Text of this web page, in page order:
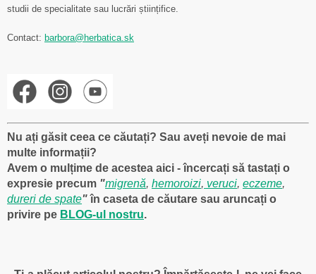
studii de specialitate sau lucrări științifice.
Contact: barbora@herbatica.sk
Nu ați găsit ceea ce căutați? Sau aveți nevoie de mai
multe informații?
Avem o mulțime de acestea aici - încercați să tastați o
expresie precum "migrenă, hemoroizi, veruci, eczeme,
dureri de spate"în caseta de căutare sau aruncați o
privire pe BLOG-ul nostru.